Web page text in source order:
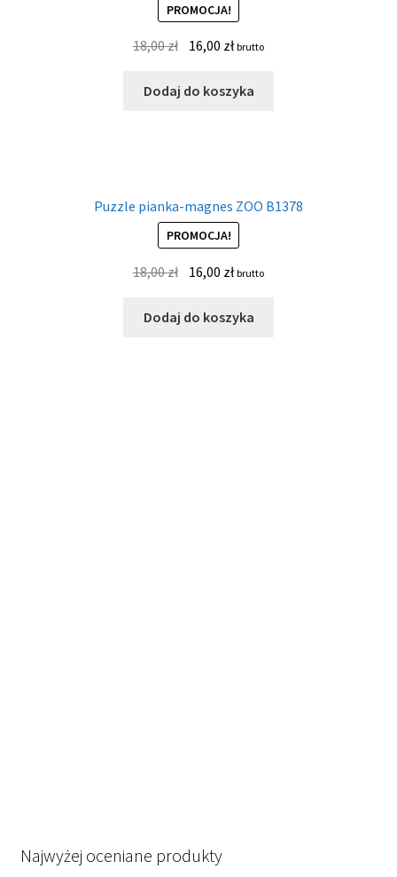
PROMOCJA!
18,00zł 16,00 zł brutto
Dodaj do koszyka
Puzzle pianka-magnes ZOO B1378
PROMOCJA!
18,00zł 16,00 zł brutto
Dodaj do koszyka
Najwyżej oceniane produkty